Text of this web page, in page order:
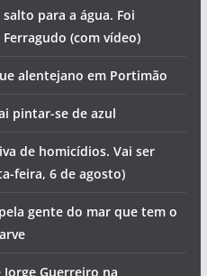
para a água. Foi
(com vídeo)
alentejano em Portimão
pintar-se de azul
de homicídios. Vai ser
feira, 6 de agosto)
gente do mar que tem o
Guerreiro na